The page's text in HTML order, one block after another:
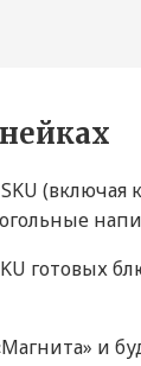
(включая
готовых
и